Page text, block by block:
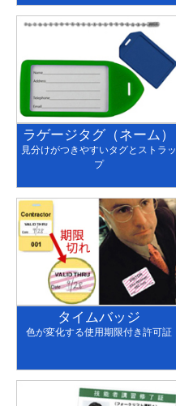
ラゲージタグ（ネーム）
見分けがつきやすいタグとストラッ
プ
タイムバッジ
色が変化する使用期限付き許可証